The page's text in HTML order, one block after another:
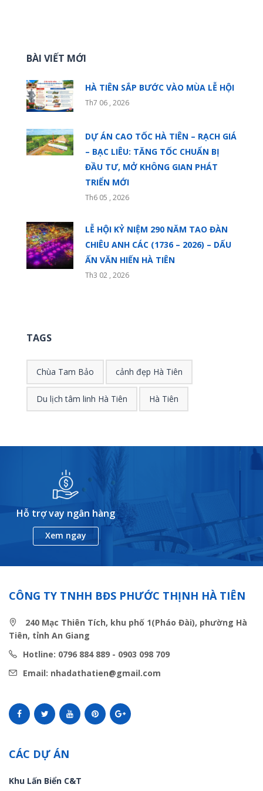
BÀI VIẾT MỚI
HÀ TIÊN SẮP BƯỚC VÀO MÙA LỄ HỘI
Th7 06 , 2026
DỰ ÁN CAO TỐC HÀ TIÊN – RẠCH GIÁ
– BẠC LIÊU: TĂNG TỐC CHUẨN BỊ
ĐẦU TƯ, MỞ KHÔNG GIAN PHÁT
TRIỂN MỚI
Th6 05 , 2026
LỄ HỘI KỶ NIỆM 290 NĂM TAO ĐÀN
CHIÊU ANH CÁC (1736 – 2026) – DẤU
ẤN VĂN HIẾN HÀ TIÊN
Th3 02 , 2026
TAGS
Chùa Tam Bảo cảnh đẹp Hà Tiên
Du lịch tâm linh Hà Tiên Hà Tiên
Hỗ trợ vay ngân hàng
Xem ngay
CÔNG TY TNHH BĐS PHƯỚC THỊNH HÀ TIÊN
240 Mạc Thiên Tích, khu phố 1(Pháo Đài), phường Hà
Tiên, tỉnh An Giang
Hotline: 0796 884 889 - 0903 098 709
Email: nhadathatien@gmail.com
CÁC DỰ ÁN
Khu Lấn Biển C&T